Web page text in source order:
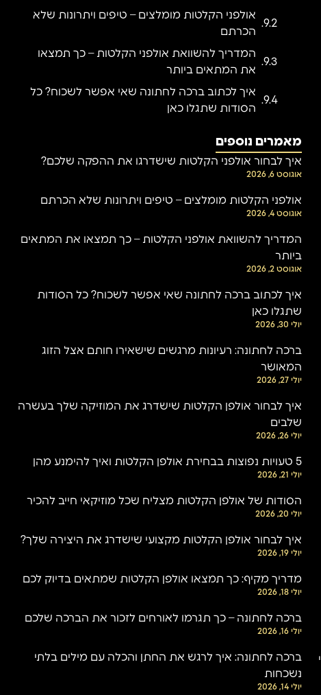
אולפני הקלטות מומלצים – טיפים ויתרונות שלא
הכרתם
המדריך להשוואת אולפני הקלטות – כך תמצאו
את המתאים ביותר
איך לכתוב ברכה לחתונה שאי אפשר לשכוח? כל
הסודות שתגלו כאן
מאמרים נוספים
איך לבחור אולפני הקלטות שישדרגו את ההפקה שלכם?
אוגוסט 6, 2026
אולפני הקלטות מומלצים – טיפים ויתרונות שלא הכרתם
אוגוסט 4, 2026
המדריך להשוואת אולפני הקלטות – כך תמצאו את המתאים
ביותר
אוגוסט 2, 2026
איך לכתוב ברכה לחתונה שאי אפשר לשכוח? כל הסודות
שתגלו כאן
יולי 30, 2026
ברכה לחתונה: רעיונות מרגשים שישאירו חותם אצל הזוג
המאושר
יולי 27, 2026
איך לבחור אולפן הקלטות שישדרג את המוזיקה שלך בעשרה
שלבים
יולי 26, 2026
5 טעויות נפוצות בבחירת אולפן הקלטות ואיך להימנע מהן
יולי 21, 2026
הסודות של אולפן הקלטות מצליח שכל מוזיקאי חייב להכיר
יולי 20, 2026
איך לבחור אולפן הקלטות מקצועי שישדרג את היצירה שלך?
יולי 19, 2026
מדריך מקיף: כך תמצאו אולפן הקלטות שמתאים בדיוק לכם
יולי 18, 2026
ברכה לחתונה – כך תגרמו לאורחים לזכור את הברכה שלכם
יולי 16, 2026
ברכה לחתונה: איך לרגש את החתן והכלה עם מילים בלתי
נשכחות
יולי 14, 2026